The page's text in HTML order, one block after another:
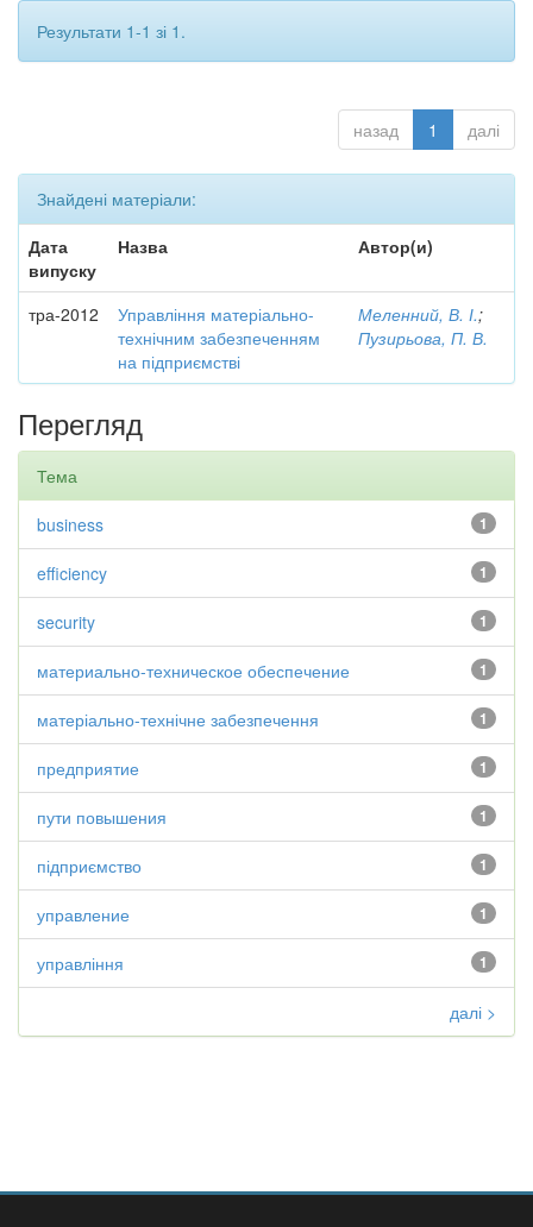
Результати 1-1 зі 1.
назад 1 далі
Знайдені матеріали:
Дата
випуску
Назва Автор(и)
тра-2012
Управління матеріально-
технічним забезпеченням
на підприємстві
Меленний, В. І.;
Пузирьова, П. В.
Перегляд
Тема
1
business
1
efficiency
1
security
1
материально-техническое обеспечение
1
матеріально-технічне забезпечення
1
предприятие
1
пути повышения
1
підприємство
1
управление
1
управління
далі >